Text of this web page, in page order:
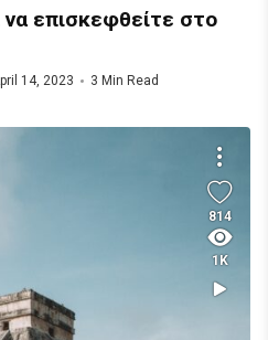
επισκεφθείτε στο
14, 2023 3 Min Read
814
1K